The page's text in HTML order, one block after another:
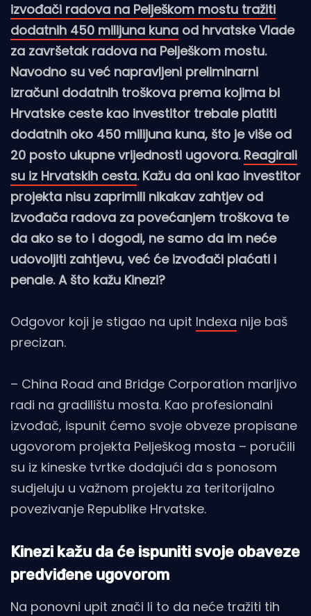
izvođači radova na Pelješkom mostu tražiti
dodatnih 450 milijuna kuna od hrvatske Vlade
za završetak radova na Pelješkom mostu.
Navodno su već napravljeni preliminarni
izračuni dodatnih troškova prema kojima bi
Hrvatske ceste kao investitor trebale platiti
dodatnih oko 450 milijuna kuna, što je više od
20 posto ukupne vrijednosti ugovora. Reagirali
su iz Hrvatskih cesta. Kažu da oni kao investitor
projekta nisu zaprimili nikakav zahtjev od
izvođača radova za povećanjem troškova te
da ako se to i dogodi, ne samo da im neće
udovoljiti zahtjevu, već će izvođači plaćati i
penale. A što kažu Kinezi?
Odgovor koji je stigao na upit Indexa nije baš
precizan.
– China Road and Bridge Corporation marljivo
radi na gradilištu mosta. Kao profesionalni
izvođač, ispunit ćemo svoje obveze propisane
ugovorom projekta Pelješkog mosta – poručili
su iz kineske tvrtke dodajući da s ponosom
sudjeluju u važnom projektu za teritorijalno
povezivanje Republike Hrvatske.
Kinezi kažu da će ispuniti svoje obaveze
predviđene ugovorom
Na ponovni upit znači li to da neće tražiti tih